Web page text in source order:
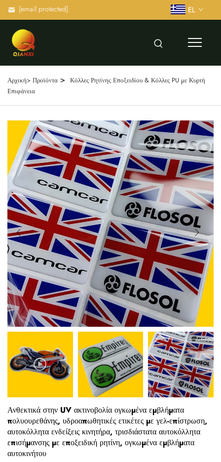
[email protected] EL
Αρχική> Προϊόντα > Κόλλες Ρητίνης Εποξειδίου & Κόλλες PU με Κυρτή
Επιφάνεια
Ανθεκτικά στην UV ακτινοβολία ογκωμένα εμβλήματα
πολυουρεθάνης, υδροαπωθητικές ετικέτες με γελ-επίστρωση,
αυτοκόλλητα ενδείξεις κινητήρα, τρισδιάστατα αυτοκόλλητα
επισήμανσης με εποξειδική ρητίνη, ογκωμένα εμβλήματα
αυτοκινήτου